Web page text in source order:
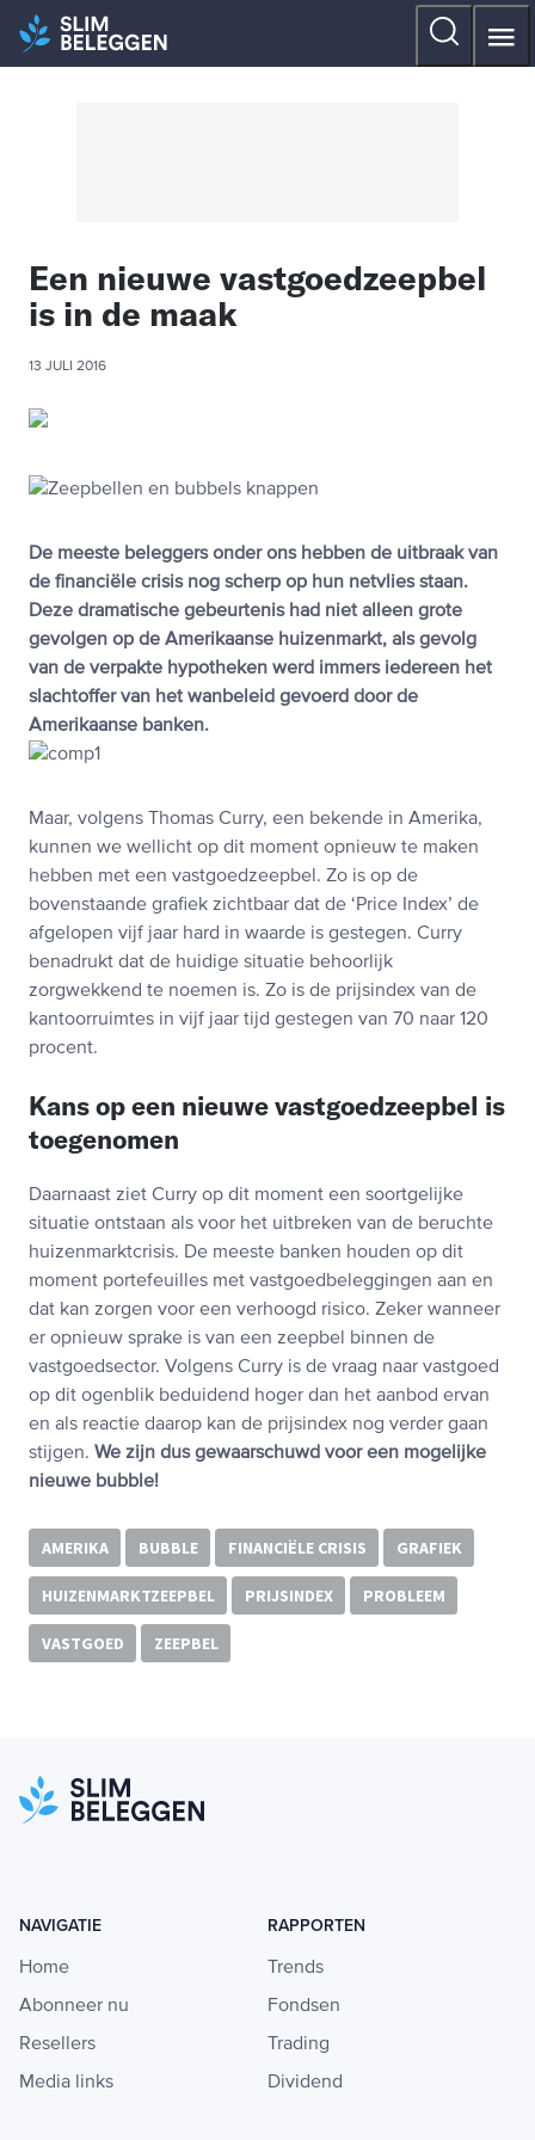
Een nieuwe vastgoedzeepbel
is in de maak
13 JULI 2016
De meeste beleggers onder ons hebben de uitbraak van
de financiële crisis nog scherp op hun netvlies staan.
Deze dramatische gebeurtenis had niet alleen grote
gevolgen op de Amerikaanse huizenmarkt, als gevolg
van de verpakte hypotheken werd immers iedereen het
slachtoffer van het wanbeleid gevoerd door de
Amerikaanse banken.
Maar, volgens Thomas Curry, een bekende in Amerika,
kunnen we wellicht op dit moment opnieuw te maken
hebben met een vastgoedzeepbel. Zo is op de
bovenstaande grafiek zichtbaar dat de ‘Price Index’ de
afgelopen vijf jaar hard in waarde is gestegen. Curry
benadrukt dat de huidige situatie behoorlijk
zorgwekkend te noemen is. Zo is de prijsindex van de
kantoorruimtes in vijf jaar tijd gestegen van 70 naar 120
procent.
Kans op een nieuwe vastgoedzeepbel is
toegenomen
Daarnaast ziet Curry op dit moment een soortgelijke
situatie ontstaan als voor het uitbreken van de beruchte
huizenmarktcrisis. De meeste banken houden op dit
moment portefeuilles met vastgoedbeleggingen aan en
dat kan zorgen voor een verhoogd risico. Zeker wanneer
er opnieuw sprake is van een zeepbel binnen de
vastgoedsector. Volgens Curry is de vraag naar vastgoed
op dit ogenblik beduidend hoger dan het aanbod ervan
en als reactie daarop kan de prijsindex nog verder gaan
stijgen. We zijn dus gewaarschuwd voor een mogelijke
nieuwe bubble!
AMERIKA BUBBLE FINANCIËLE CRISIS GRAFIEK
HUIZENMARKTZEEPBEL PRIJSINDEX PROBLEEM
VASTGOED ZEEPBEL
NAVIGATIE
Home
Abonneer nu
Resellers
Media links
RAPPORTEN
Trends
Fondsen
Trading
Dividend